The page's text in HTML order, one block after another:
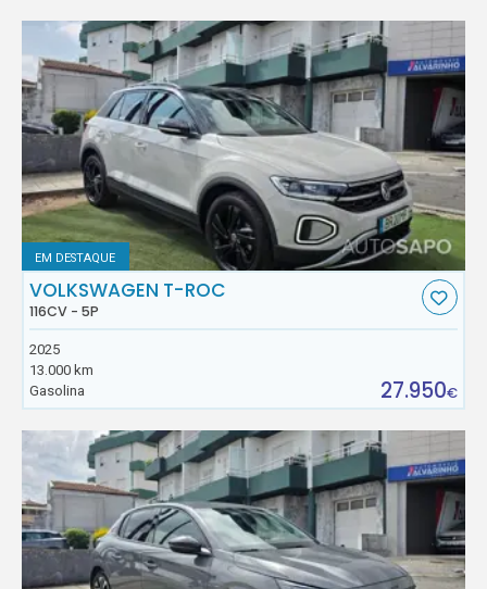
EM DESTAQUE
VOLKSWAGEN T-ROC
116CV - 5P
2025
13.000 km
Gasolina
27.950€